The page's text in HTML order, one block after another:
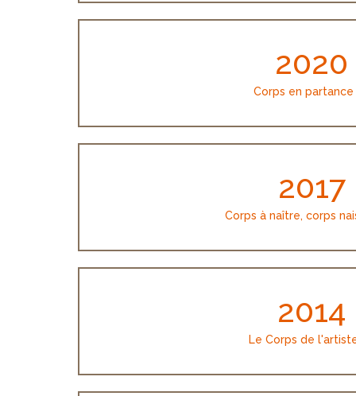
2020
Corps en partance
2017
Corps à naître, corps
2014
Le Corps de